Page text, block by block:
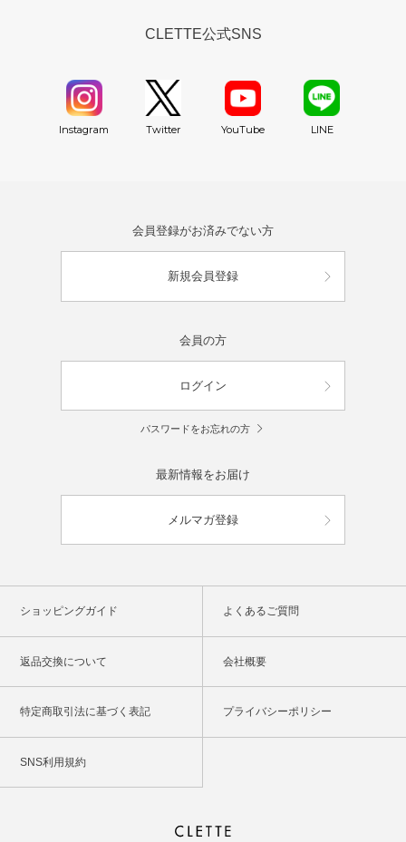
CLETTE公式SNS
Instagram Twitter YouTube LINE
会員登録がお済みでない方
新規会員登録
会員の方
ログイン
パスワードをお忘れの方
最新情報をお届け
メルマガ登録
ショッピングガイド よくあるご質問
返品交換について 会社概要
特定商取引法に基づく表記 プライバシーポリシー
SNS利用規約